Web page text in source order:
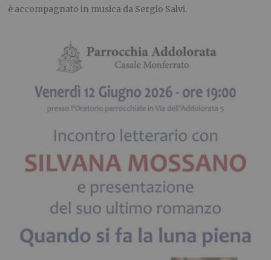
è accompagnato in musica da Sergio Salvi.